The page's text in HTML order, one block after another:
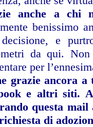
anche a chi
benissimo
e
da qui.
per
grazie ancora a
e altri siti.
questa
di